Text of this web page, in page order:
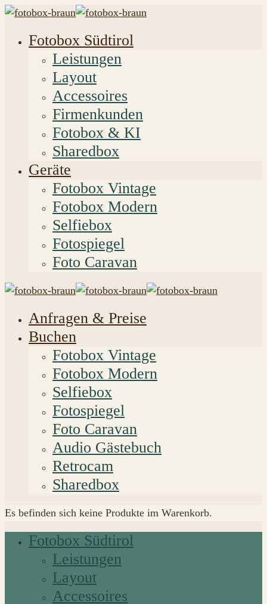
Fotobox Südtirol
Leistungen
Layout
Accessoires
Firmenkunden
Fotobox & KI
Sharedbox
Geräte
Fotobox Vintage
Fotobox Modern
Selfiebox
Fotospiegel
Foto Caravan
Anfragen & Preise
Buchen
Fotobox Vintage
Fotobox Modern
Selfiebox
Fotospiegel
Foto Caravan
Audio Gästebuch
Retrocam
Sharedbox
Es befinden sich keine Produkte im Warenkorb.
Fotobox Südtirol
Leistungen
Layout
Accessoires